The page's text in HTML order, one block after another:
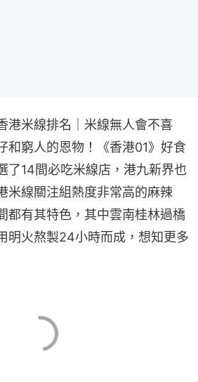
港米線排名｜米線無人會不喜
和窮人的恩物！《香港01》好食
了14間必吃米線店，港九新界也
米線關注組熱度非常高的麻辣
都有其特色，其中雲南桂林過橋
明火熬製24小時而成，想知更多